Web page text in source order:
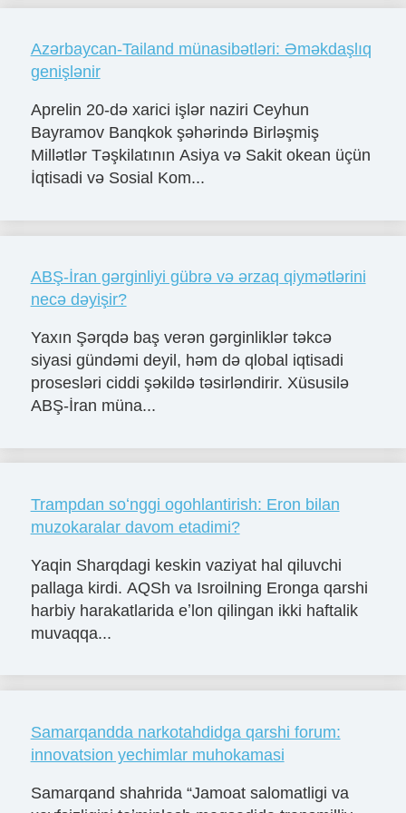
Azərbaycan-Tailand münasibətləri: Əməkdaşlıq
genişlənir
Aprelin 20-də xarici işlər naziri Ceyhun
Bayramov Banqkok şəhərində Birləşmiş
Millətlər Təşkilatının Asiya və Sakit okean üçün
İqtisadi və Sosial Kom...
ABŞ-İran gərginliyi gübrə və ərzaq qiymətlərini
necə dəyişir?
Yaxın Şərqdə baş verən gərginliklər təkcə
siyasi gündəmi deyil, həm də qlobal iqtisadi
prosesləri ciddi şəkildə təsirləndirir. Xüsusilə
ABŞ-İran müna...
Trampdan soʻnggi ogohlantirish: Eron bilan
muzokaralar davom etadimi?
Yaqin Sharqdagi keskin vaziyat hal qiluvchi
pallaga kirdi. AQSh va Isroilning Eronga qarshi
harbiy harakatlarida eʼlon qilingan ikki haftalik
muvaqqa...
Samarqandda narkotahdidga qarshi forum:
innovatsion yechimlar muhokamasi
Samarqand shahrida “Jamoat salomatligi va